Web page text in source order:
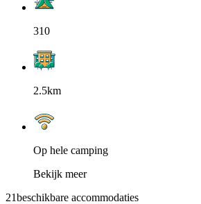
310
2.5km
Op hele camping
Bekijk meer
21beschikbare accommodaties